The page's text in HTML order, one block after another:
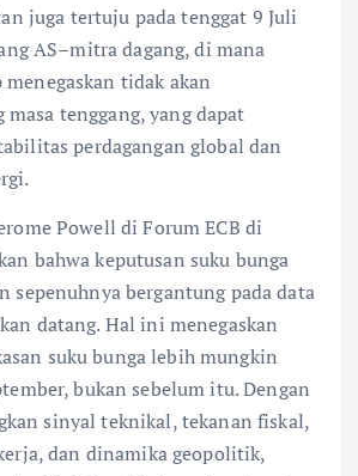
juga tertuju pada tenggat 9 Juli
AS–mitra dagang, di mana
tidak akan
tenggang, yang dapat
perdagangan global dan
Powell di Forum ECB di
bahwa keputusan suku bunga
sepenuhnya bergantung pada data
datang. Hal ini menegaskan
suku bunga lebih mungkin
bukan sebelum itu. Dengan
sinyal teknikal, tekanan fiskal,
dan dinamika geopolitik,